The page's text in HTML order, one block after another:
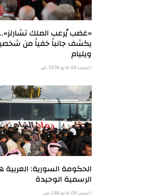
«غضب يُرعب الملك
يكشف جانباً خفياً من
ويليام
السبت 09 مايو 10:56 ص
الحكومة السورية: العربية
الرسمية الوحيدة